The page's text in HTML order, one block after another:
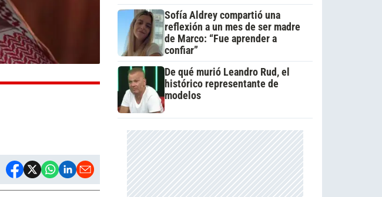
Sofía Aldrey compartió una
reflexión a un mes de ser madre
de Marco: “Fue aprender a
confiar”
De qué murió Leandro Rud, el
histórico representante de
modelos